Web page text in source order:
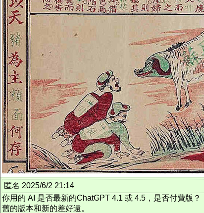
匿名 2025/6/2 21:14
你用的 AI 是否最新的ChatGPT 4.1 或 4.5，是否付費版？
舊的版本和新的差好遠。